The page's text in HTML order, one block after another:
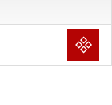
NULL